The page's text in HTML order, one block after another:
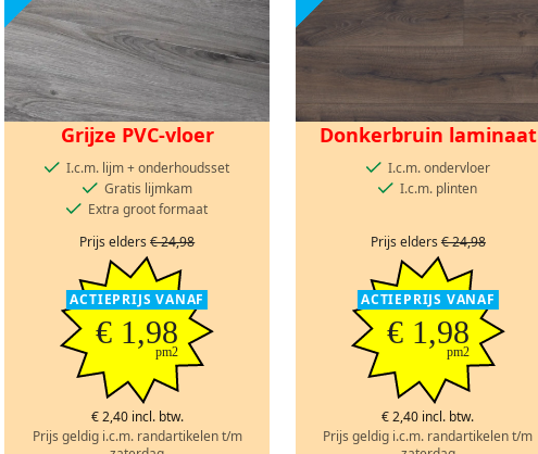
Grijze PVC-vloer
I.c.m. lijm + onderhoudsset
Gratis lijmkam
Extra groot formaat
Prijs elders€ 24,98
ACTIEPRIJS VANAF
€ 1,98
pm2
€ 2,40 incl. btw.
Prijs geldig i.c.m. randartikelen t/m
Donkerbruin laminaat
I.c.m. ondervloer
I.c.m. plinten
Prijs elders€ 24,98
ACTIEPRIJS VANAF
€ 1,98
pm2
€ 2,40 incl. btw.
Prijs geldig i.c.m. randartikelen t/m